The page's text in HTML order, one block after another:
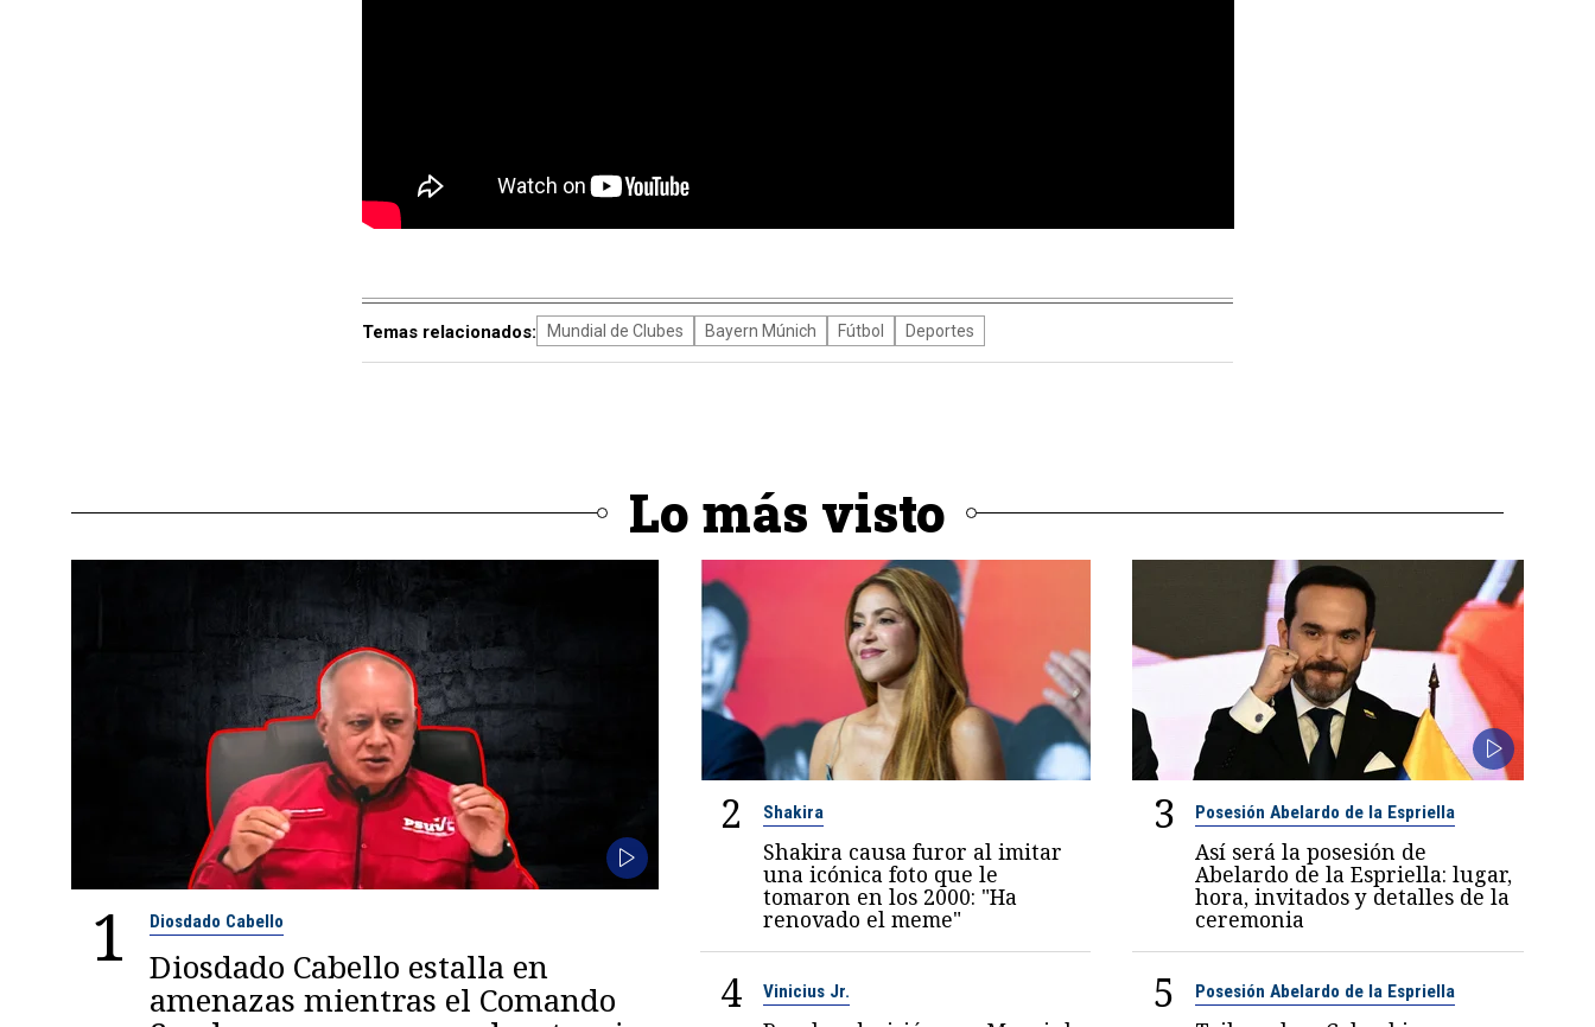
Temas relacionados: Mundial de Clubes Bayern Múnich Fútbol Deportes
Lo más visto
1 Diosdado Cabello
Diosdado Cabello estalla en
amenazas mientras el Comando
2 Shakira
Shakira causa furor al imitar
una icónica foto que le
tomaron en los 2000: "Ha
renovado el meme"
3 Posesión Abelardo de la Espriella
Así será la posesión de
Abelardo de la Espriella: lugar,
hora, invitados y detalles de la
ceremonia
4 Vinicius Jr. 5 Posesión Abelardo de la Espriella